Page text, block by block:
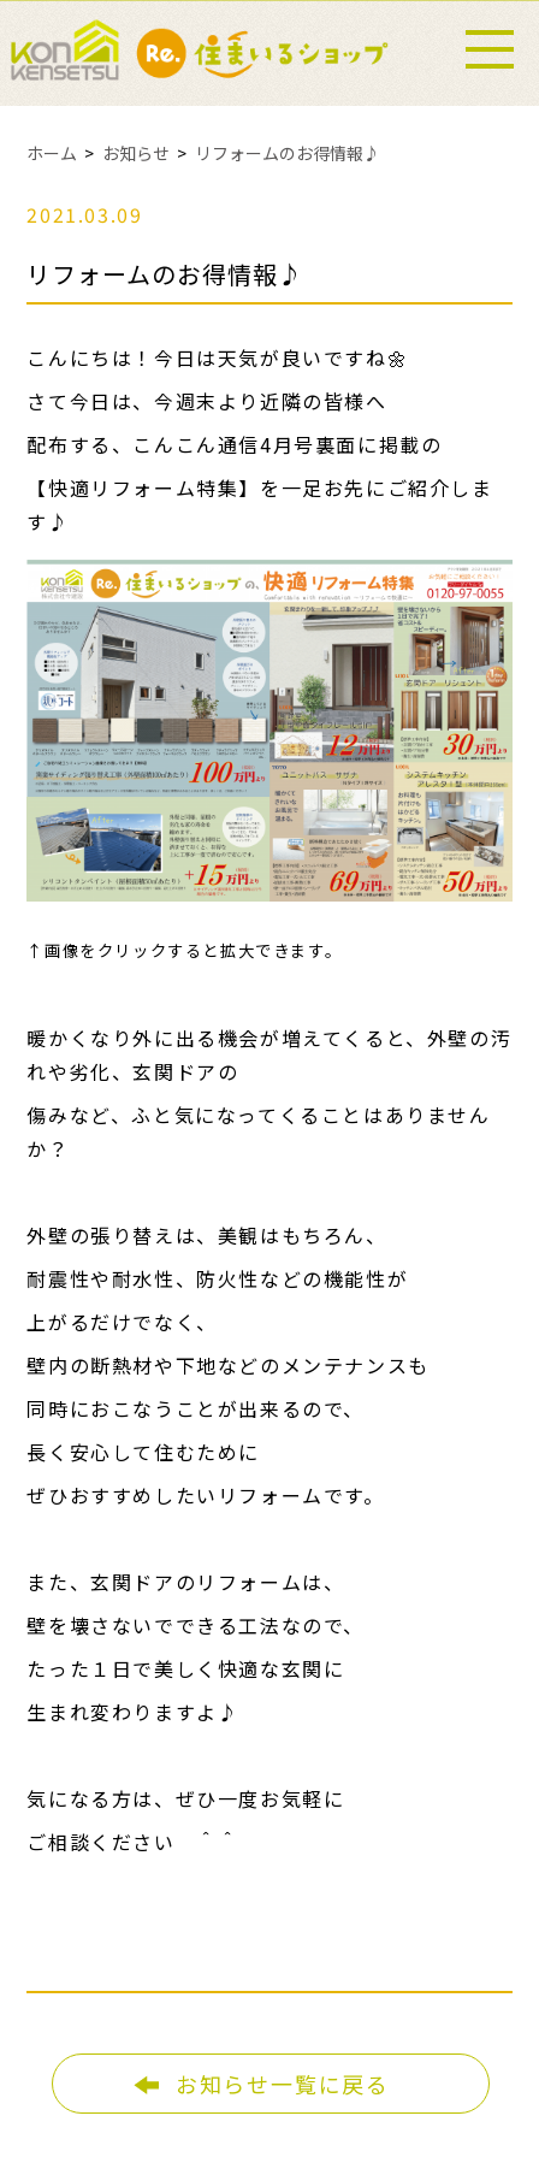
ホーム お知らせ リフォームのお得情報♪
2021.03.09
リフォームのお得情報♪
こんにちは！今日は天気が良いですね🌼
さて今日は、今週末より近隣の皆様へ
配布する、こんこん通信4月号裏面に掲載の
【快適リフォーム特集】を一足お先にご紹介しま
す♪
↑画像をクリックすると拡大できます。
暖かくなり外に出る機会が増えてくると、外壁の汚
れや劣化、玄関ドアの
傷みなど、ふと気になってくることはありません
か？
外壁の張り替えは、美観はもちろん、
耐震性や耐水性、防火性などの機能性が
上がるだけでなく、
壁内の断熱材や下地などのメンテナンスも
同時におこなうことが出来るので、
長く安心して住むために
ぜひおすすめしたいリフォームです。
また、玄関ドアのリフォームは、
壁を壊さないでできる工法なので、
たった１日で美しく快適な玄関に
生まれ変わりますよ♪
気になる方は、ぜひ一度お気軽に
ご相談ください ＾＾
お知らせ一覧に戻る